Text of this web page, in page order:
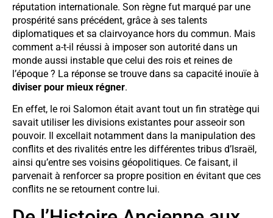
réputation internationale. Son règne fut marqué par une
prospérité sans précédent, grâce à ses talents
diplomatiques et sa clairvoyance hors du commun. Mais
comment a-t-il réussi à imposer son autorité dans un
monde aussi instable que celui des rois et reines de
l’époque ? La réponse se trouve dans sa capacité inouïe à
diviser pour mieux régner.
En effet, le roi Salomon était avant tout un fin stratège qui
savait utiliser les divisions existantes pour asseoir son
pouvoir. Il excellait notamment dans la manipulation des
conflits et des rivalités entre les différentes tribus d’Israël,
ainsi qu’entre ses voisins géopolitiques. Ce faisant, il
parvenait à renforcer sa propre position en évitant que ces
conflits ne se retournent contre lui.